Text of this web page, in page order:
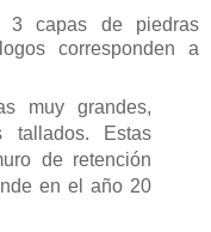
3 capas de piedras
corresponden a
muy grandes,
tallados. Estas
de retención
en el año 20